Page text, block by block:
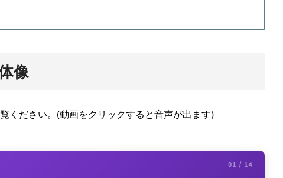
像
ください。(動画をクリックすると音声が出ます)